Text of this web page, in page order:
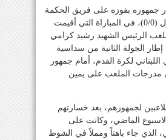
جمهوره بفوزه على فريق الحكمة
(0/2)، الشوط الأول (0/0)، في المباراة التي أقيمت
الرئيس الشهيد رشيد كرامي
الجولة الثانية من سداسية
اللبناني لكرة القدم، أمام جمهور
مدرجات الملعب على يمين
لجمهورهم، بعد خسارتهم
الماضي، وكانت على
الذي جاء باهتاً ومملاً في الشوط